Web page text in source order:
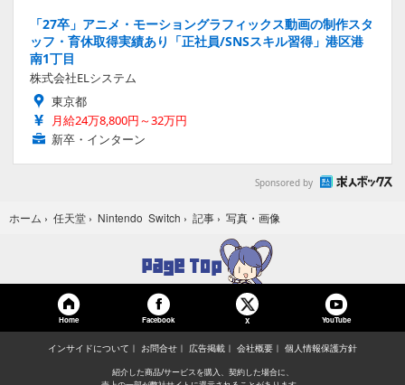
「27卒」アニメ・モーショングラフィックス動画の制作スタ
ッフ・育休取得実績あり「正社員/SNSスキル習得」港区港
南1丁目
株式会社ELシステム
東京都
月給24万8,800円～32万円
新卒・インターン
Sponsored by
ホーム › 任天堂 › Nintendo Switch › 記事 › 写真・画像
Home Facebook X YouTube
インサイドについて お問合せ 広告掲載 会社概要 個人情報保護方針
紹介した商品/サービスを購入、契約した場合に、